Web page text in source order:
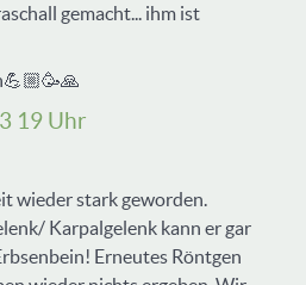
gemacht... ihm ist
19 Uhr
wieder stark geworden.
Karpalgelenk kann er gar
Erneutes Röntgen